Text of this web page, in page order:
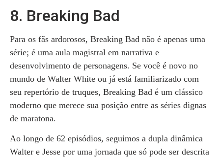
8. Breaking Bad
Para os fãs ardorosos, Breaking Bad não é apenas uma
série; é uma aula magistral em narrativa e
desenvolvimento de personagens. Se você é novo no
mundo de Walter White ou já está familiarizado com
seu repertório de truques, Breaking Bad é um clássico
moderno que merece sua posição entre as séries dignas
de maratona.
Ao longo de 62 episódios, seguimos a dupla dinâmica
Walter e Jesse por uma jornada que só pode ser descrita